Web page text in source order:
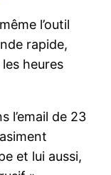
l’outil
rapide,
heures
l’email de 23
et lui aussi,